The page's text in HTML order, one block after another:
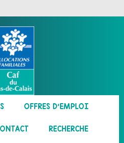
OFFRES D’EMPLOI
RECHERCHE